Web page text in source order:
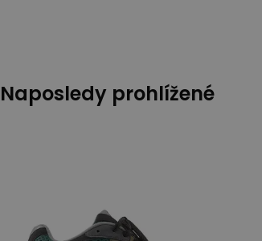
Naposledy prohlížené